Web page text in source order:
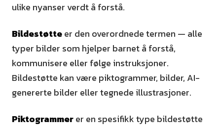
ulike nyanser verdt å forstå.
Bildestøtteer den overordnede termen — alle
typer bilder som hjelper barnet å forstå,
kommunisere eller følge instruksjoner.
Bildestøtte kan være piktogrammer, bilder, AI-
genererte bilder eller tegnede illustrasjoner.
Piktogrammerer en spesifikk type bildestøtte